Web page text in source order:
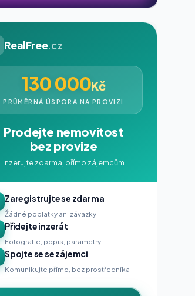
RealFree.cz
130 000Kč
PRŮMĚRNÁ ÚSPORA NA PROVIZI
Prodejte nemovitost
bez provize
Inzerujte zdarma, přímo zájemcům
Zaregistrujte se zdarma
Žádné poplatky ani závazky
Přidejte inzerát
Fotografie, popis, parametry
Spojte se se zájemci
Komunikujte přímo, bez prostředníka